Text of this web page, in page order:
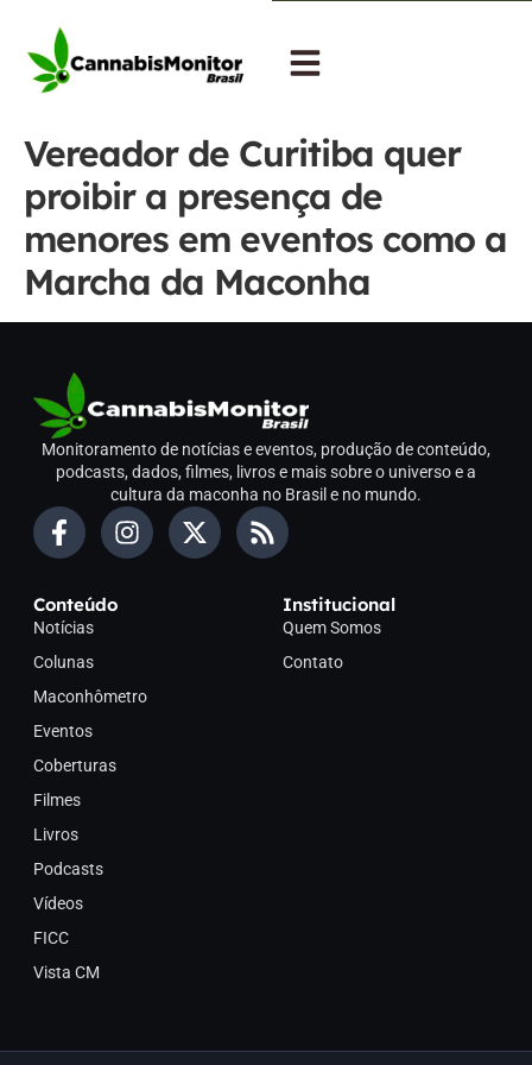
Vereador de Curitiba quer
proibir a presença de
menores em eventos como a
Marcha da Maconha
Monitoramento de notícias e eventos, produção de conteúdo,
podcasts, dados, filmes, livros e mais sobre o universo e a
cultura da maconha no Brasil e no mundo.
Conteúdo
Notícias
Colunas
Maconhômetro
Eventos
Coberturas
Filmes
Livros
Podcasts
Vídeos
FICC
Vista CM
Institucional
Quem Somos
Contato